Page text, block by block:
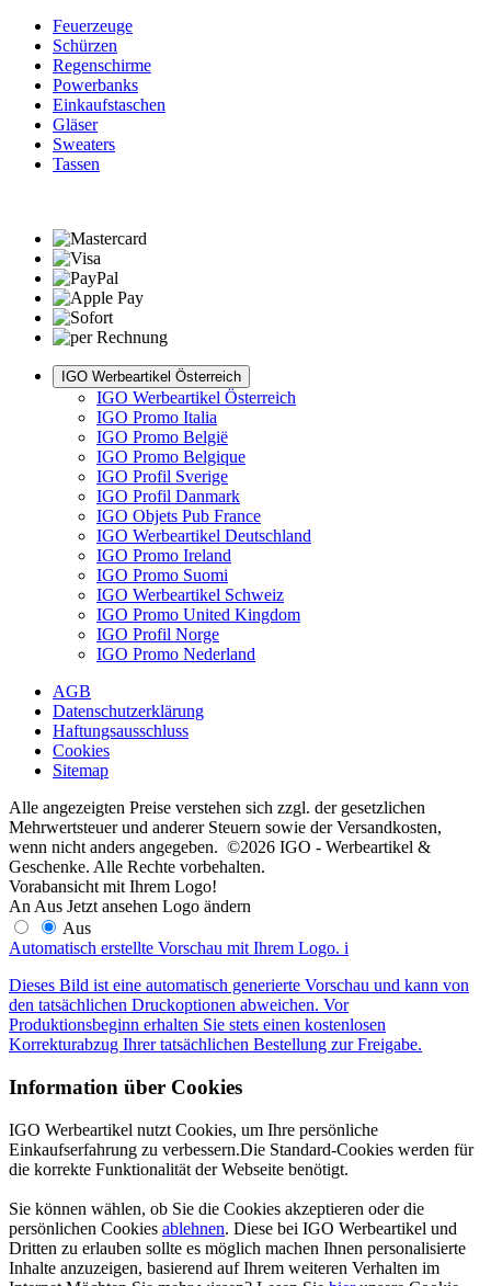
Feuerzeuge
Schürzen
Regenschirme
Powerbanks
Einkaufstaschen
Gläser
Sweaters
Tassen
IGO Werbeartikel Österreich
IGO Werbeartikel Österreich
IGO Promo Italia
IGO Promo België
IGO Promo Belgique
IGO Profil Sverige
IGO Profil Danmark
IGO Objets Pub France
IGO Werbeartikel Deutschland
IGO Promo Ireland
IGO Promo Suomi
IGO Werbeartikel Schweiz
IGO Promo United Kingdom
IGO Profil Norge
IGO Promo Nederland
AGB
Datenschutzerklärung
Haftungsausschluss
Cookies
Sitemap
Alle angezeigten Preise verstehen sich zzgl. der gesetzlichen
Mehrwertsteuer und anderer Steuern sowie der Versandkosten,
wenn nicht anders angegeben. ©2026 IGO - Werbeartikel &
Geschenke. Alle Rechte vorbehalten.
Vorabansicht mit Ihrem Logo!
An Aus Jetzt ansehen Logo ändern
Aus
Automatisch erstellte Vorschau mit Ihrem Logo. i
Dieses Bild ist eine automatisch generierte Vorschau und kann von
den tatsächlichen Druckoptionen abweichen. Vor
Produktionsbeginn erhalten Sie stets einen kostenlosen
Korrekturabzug Ihrer tatsächlichen Bestellung zur Freigabe.
Information über Cookies
IGO Werbeartikel nutzt Cookies, um Ihre persönliche
Einkaufserfahrung zu verbessern.Die Standard-Cookies werden für
die korrekte Funktionalität der Webseite benötigt.
Sie können wählen, ob Sie die Cookies akzeptieren oder die
persönlichen Cookies ablehnen. Diese bei IGO Werbeartikel und
Dritten zu erlauben sollte es möglich machen Ihnen personalisierte
Inhalte anzuzeigen, basierend auf Ihrem weiteren Verhalten im